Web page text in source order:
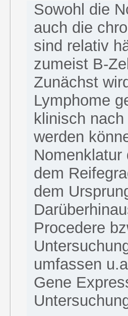
Sowohl die
auch die
sind relativ
zumeist B-
Zunächst
Lymphome
klinisch
werden
Nomenklatur
dem
dem
Procedere
umfassen
Gene